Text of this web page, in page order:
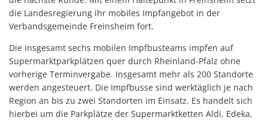
die Landesregierung ihr mobiles Impfangebot in der
Verbandsgemeinde Freinsheim fort.
Die insgesamt sechs mobilen Impfbusteams impfen auf
Supermarktparkplätzen quer durch Rheinland-Pfalz ohne
vorherige Terminvergabe. Insgesamt mehr als 200 Standorte
werden angesteuert. Die Impfbusse sind werktäglich je nach
Region an bis zu zwei Standorten im Einsatz. Es handelt sich
hierbei um die Parkplätze der Supermarktketten Aldi, Edeka,